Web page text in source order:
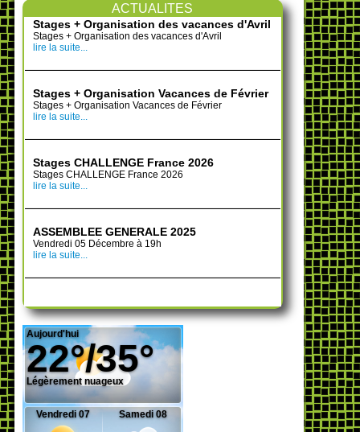
ACTUALITES
Stages + Organisation des vacances d'Avril
Stages + Organisation des vacances d'Avril
lire la suite...
Stages + Organisation Vacances de Février
Stages + Organisation Vacances de Février
lire la suite...
Stages CHALLENGE France 2026
Stages CHALLENGE France 2026
lire la suite...
ASSEMBLEE GENERALE 2025
Vendredi 05 Décembre à 19h
lire la suite...